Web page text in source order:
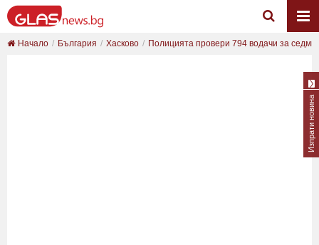
Начало България Хасково Полицията провери 794 водачи за
Изпрати новина